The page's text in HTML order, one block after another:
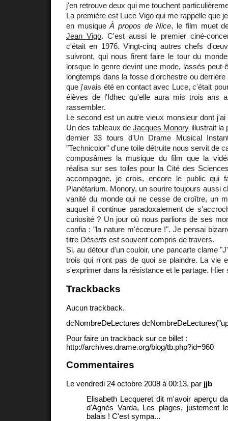
j'en retrouve deux qui me touchent
La première est Luce Vigo qui me rappelle que
en musiqueÀ propos de Nice, le film muet
Jean Vigo. C'est aussi le premier ciné-
c'était en 1976. Vingt-cinq autres chefs
suivront, qui nous firent faire le tour du
lorsque le genre devint une mode, lassés
longtemps dans la fosse d'orchestre ou
que j'avais été en contact avec Luce, c'était
élèves de l'Idhec qu'elle aura mis trois ans
rassembler.
Le second est un autre vieux monsieur dont
Un des tableaux deJacques Monory illustrait la
dernier 33 tours d'Un Drame Musical
"Technicolor" d'une toile détruite nous servit de
composâmes la musique du film que la
réalisa sur ses toiles pour la Cité des
accompagne, je crois, encore le public qui
Planétarium. Monory, un sourire toujours aussi
vanité du monde qui ne cesse de croître, un
auquel il continue paradoxalement de
curiosité ? Un jour où nous parlions de ses
confia : "la nature m'écœure !". Je pensai
titre Déserts est souvent compris de travers.
Si, au détour d'un couloir, une pancarte clame
trois qui n'ont pas de quoi se plaindre. La vie
s'exprimer dans la résistance et le partage. Hier
Trackbacks
Aucun trackback.
dcNombreDeLectures
Pour faire un trackback sur ce billet :
http://archives.drame.org/blog/tb.php?id=960
Commentaires
Le vendredi 24 octobre 2008 à 00:13, par jjb
Elisabeth Lecqueret dit m'avoir aperçu
d'Agnés Varda, Les plages, justement
balais ! C'est sympa...